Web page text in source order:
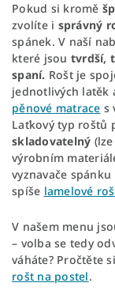
Pokud si kromě
zvolíte i správný
spánek. V naší
které jsou tvrdší,
spaní. Rošt je
jednotlivých latěk
pěnové matrace s
Laťkový typ roštů
skladovatelný
výrobním
vyznavače
spíše lamelové
V našem menu
– volba se tedy
váháte? Pročtěte
rošt na postel.